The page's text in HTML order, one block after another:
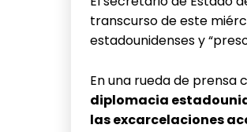
transcurso de este
estadounidenses y
En una rueda de prensa
diplomacia
las excarcelaciones